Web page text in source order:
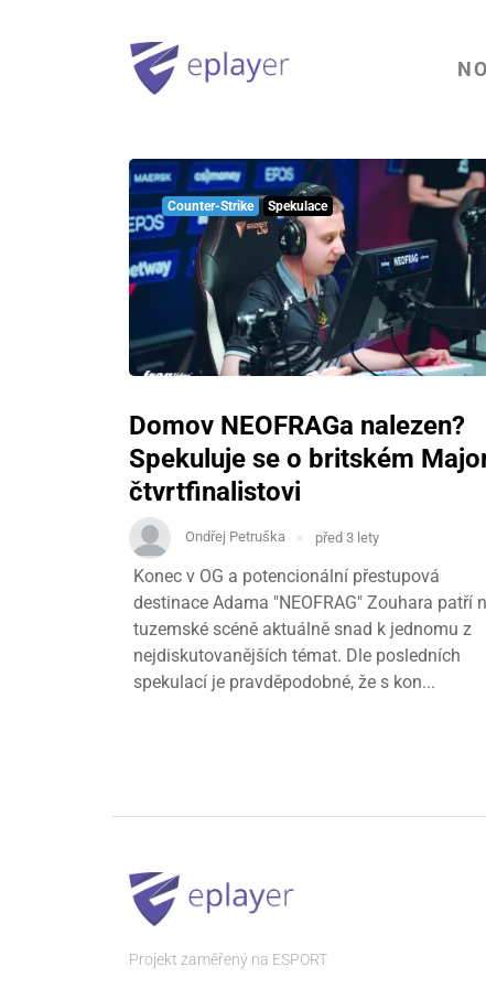
Counter-Strike Spekulace
Domov NEOFRAGa nalezen?
Spekuluje se o britském
čtvrtfinalistovi
Ondřej Petruška před 3 lety
Konec v OG a potencionální přestupová
destinace Adama "NEOFRAG" Zouhara patří
tuzemské scéně aktuálně snad k jednomu z
nejdiskutovanějších témat. Dle posledních
spekulací je pravděpodobné, že s kon...
Projekt zaměřený na ESPORT